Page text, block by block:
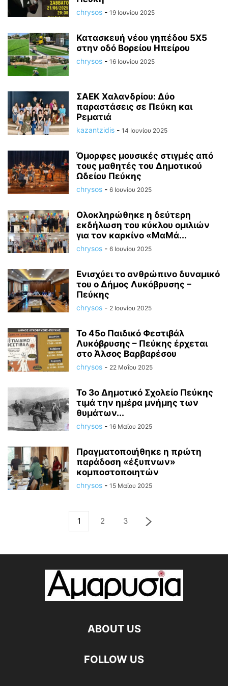
chrysos - 19 Ιουνίου 2025
Κατασκευή νέου γηπέδου 5X5
στην οδό Βορείου Ηπείρου
chrysos - 16 Ιουνίου 2025
ΣΑΕΚ Χαλανδρίου: Δύο
παραστάσεις σε Πεύκη και
Ρεματιά
kazantzidis - 14 Ιουνίου 2025
Όμορφες μουσικές στιγμές από
τους μαθητές του Δημοτικού
Ωδείου Πεύκης
chrysos - 6 Ιουνίου 2025
Ολοκληρώθηκε η δεύτερη
εκδήλωση του κύκλου ομιλιών
για τον καρκίνο «ΜαΜά...
chrysos - 6 Ιουνίου 2025
Ενισχύει το ανθρώπινο δυναμικό
του ο Δήμος Λυκόβρυσης –
Πεύκης
chrysos - 2 Ιουνίου 2025
Το 45ο Παιδικό Φεστιβάλ
Λυκόβρυσης – Πεύκης έρχεται
στο Άλσος Βαρβαρέσου
chrysos - 22 Μαΐου 2025
Το 3ο Δημοτικό Σχολείο Πεύκης
τιμά την ημέρα μνήμης των
θυμάτων...
chrysos - 16 Μαΐου 2025
Πραγματοποιήθηκε η πρώτη
παράδοση «έξυπνων»
κομποστοποιητών
chrysos - 15 Μαΐου 2025
1 2 3
ABOUT US
FOLLOW US